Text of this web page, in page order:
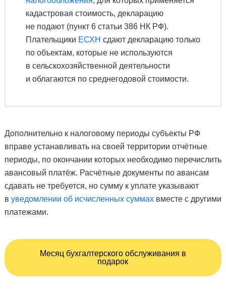
кадастровая стоимость, декларацию
не подают (пункт 6 статьи 386 НК РФ).
Плательщики ЕСХН сдают декларацию только
по объектам, которые не используются
в сельскохозяйственной деятельности
и облагаются по среднегодовой стоимости.
Дополнительно к налоговому периоды субъекты РФ
вправе устанавливать на своей территории отчётные
периоды, по окончании которых необходимо перечислить
авансовый платёж. Расчётные документы по авансам
сдавать не требуется, но сумму к уплате указывают
в уведомлении об исчисленных суммахвместе с другими
платежами.
Месяц бухгалтерского обслуживания в
подарок